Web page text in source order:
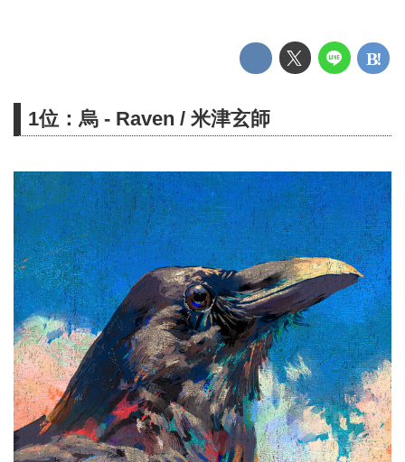
1位：烏 - Raven / 米津玄師